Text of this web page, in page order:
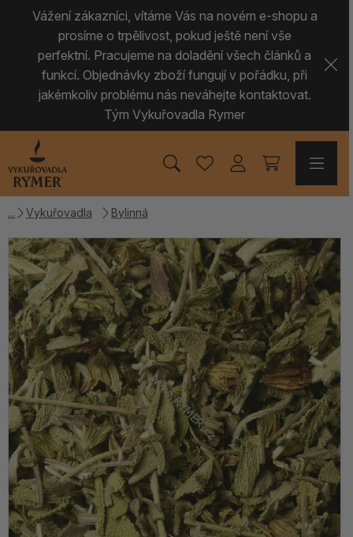
Vážení zákazníci, vítáme Vás na novém e-shopu a
prosíme o trpělivost, pokud ještě není vše
perfektní. Pracujeme na doladění všech článků a
funkcí. Objednávky zboží fungují v pořádku, při
jakémkoliv problému nás neváhejte kontaktovat.
Tým Vykuřovadla Rymer
Vykuřovadla Bylinná